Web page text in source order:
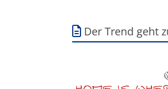
Der Trend geht